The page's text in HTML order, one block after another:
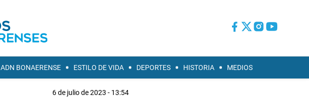
ADN BONAERENSE ESTILO DE VIDA DEPORTES HISTORIA MEDIOS
6 de julio de 2023 - 13:54